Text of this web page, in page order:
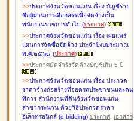
>>ประกาศจังหวัดขอนแก่น เรื่อง บัญชีราย
ชื่อผู้ผ่านการเลือกสรรเพื่อจัดจ้างเป็น
พนักงานราชการทั่วไป (ประกาศ)
>>ประกาศจังหวัดขอนแก่น เรื่อง เผยแพร่
แผนการจัดซื้อจัดจ้าง ประจำปีงบประมาณ
พ.ศ.๒๕๖๘ (ประกาศ)
>>ประกาศมัดจำรังวัดค้างบัญชีเกิน 5 ปี
>>ประกาศจังหวัดขอนแก่น เรื่อง ประกวด
ราคาจ้างก่อสร้างที่จอดรถประชาชนและคน
พิการ สำนักงานที่ดินจังหวัดขอนแก่น
สาขากระนวน ด้วยวิธีประกวดราคา
อิเล็กทรอนิกส์ (e-bidding) ประกาศ, เอกสาร